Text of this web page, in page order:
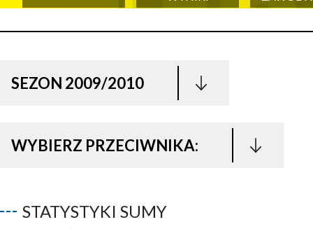
SEZON 2009/2010
WYBIERZ PRZECIWNIKA:
STATYSTYKI SUMY